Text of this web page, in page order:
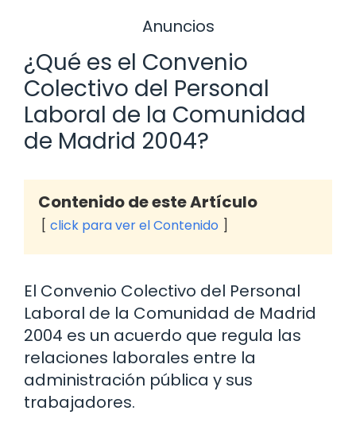
Anuncios
¿Qué es el Convenio
Colectivo del Personal
Laboral de la Comunidad
de Madrid 2004?
Contenido de este Artículo
click para ver el Contenido
El Convenio Colectivo del Personal
Laboral de la Comunidad de Madrid
2004 es un acuerdo que regula las
relaciones laborales entre la
administración pública y sus
trabajadores.